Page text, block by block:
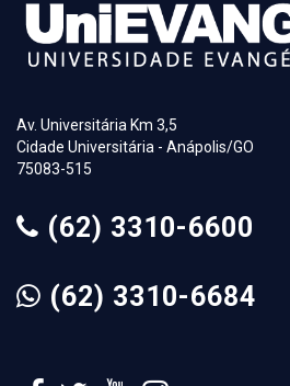
Av. Universitária Km 3,5
Cidade Universitária - Anápolis/GO
75083-515
(62) 3310-6600
(62) 3310-6684